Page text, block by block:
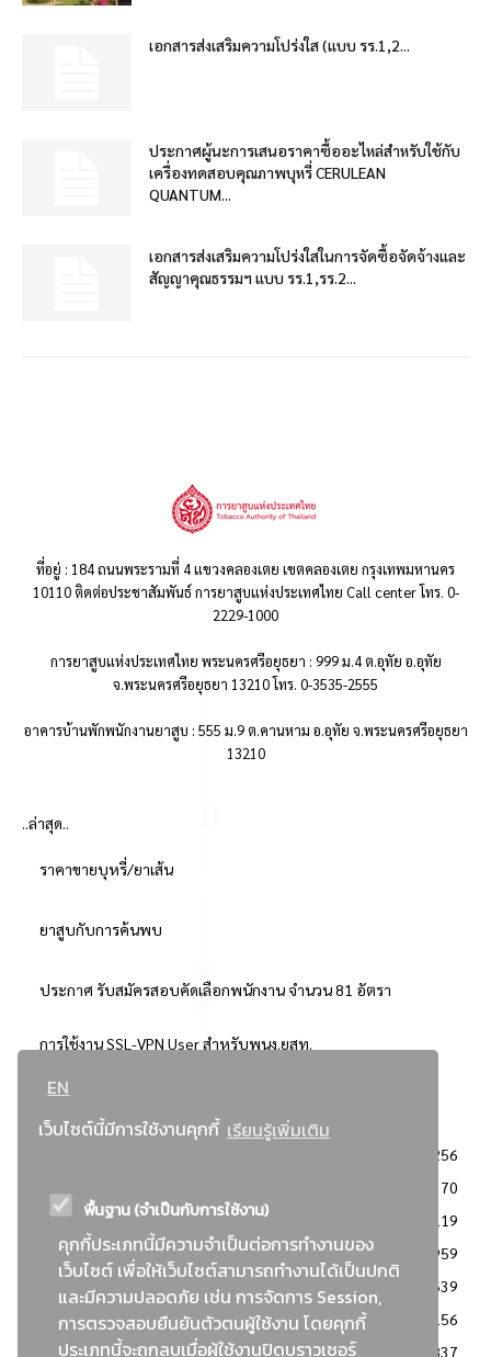
EN
เว็บไซต์นี้มีการใช้งานคุกกี้ เรียนรู้เพิ่มเติม
พื้นฐาน (จำเป็นกับการใช้งาน)
คุกกี้ประเภทนี้มีความจำเป็นต่อการทำงานของ
เว็บไซต์ เพื่อให้เว็บไซต์สามารถทำงานได้เป็นปกติ
และมีความปลอดภัย เช่น การจัดการ Session,
การตรวจสอบยืนยันตัวตนผู้ใช้งาน โดยคุกกี้
ประเภทนี้จะถูกลบเมื่อผู้ใช้งานปิดบราวเซอร์
เอกสารส่งเสริมความโปร่งใส (แบบ รร.1,2...
ประกาศผู้นะการเสนอราคาซื้ออะไหล่สำหรับใช้กับ
เครื่องทดสอบคุณภาพบุหรี่ CERULEAN
QUANTUM...
เอกสารส่งเสริมความโปร่งใสในการจัดซื้อจัดจ้างและ
สัญญาคุณธรรมฯ แบบ รร.1,รร.2...
ที่อยู่ : 184 ถนนพระรามที่ 4 แขวงคลองเตย เขตคลองเตย กรุงเทพมหานคร
10110 ติดต่อประชาสัมพันธ์ การยาสูบแห่งประเทศไทย Call center โทร. 0-
2229-1000
การยาสูบแห่งประเทศไทย พระนครศรีอยุธยา : 999 ม.4 ต.อุทัย อ.อุทัย
จ.พระนครศรีอยุธยา 13210 โทร. 0-3535-2555
อาคารบ้านพักพนักงานยาสูบ : 555 ม.9 ต.คานหาม อ.อุทัย จ.พระนครศรีอยุธยา
13210
..ล่าสุด..
ราคาขายบุหรี่/ยาเส้น
ยาสูบกับการค้นพบ
ประกาศ รับสมัครสอบคัดเลือกพนักงาน จำนวน 81 อัตรา
การใช้งาน SSL-VPN User สำหรับพนง.ยสท.
..ยอดนิยม..
3256
2370
: วิธีเฉพาะเจาะจง
2119
ข่าวสาร/ประกาศ
1959
: เอกสารส่งเสริมความโปร่งใสในการจัดซื้อจัดจ้าง
1639
ข่าวสารจัดซื้อจัดจ้าง
1156
: แผนการจัดซื้อจัดจ้าง
837